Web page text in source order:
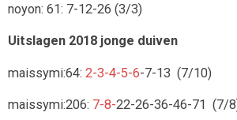
noyon: 61: 7-12-26 (3/3)
Uitslagen 2018 jonge duiven
maissymi:64: 2-3-4-5-6-7-13 (7/10)
maissymi:206: 7-8-22-26-36-46-71 (7/